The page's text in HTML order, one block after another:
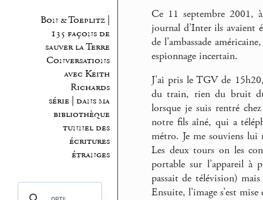
Bon & Toeplitz |
135 façons de
sauver la Terre
Conversations
avec Keith
Richards
série | dans ma
bibliothèque
tunnel des
écritures
étranges
Ce 11 septembre 2001,
journal d’Inter ils avaient
de l’ambassade
espionnage incertain.
J’ai pris le TGV de
du train, rien du bruit
lorsque je suis rentré
notre fils aîné, qui a
métro. Je me souviens
Les deux tours on les
portable sur l’appareil à
passait de télévision)
Ensuite, l’image s’est